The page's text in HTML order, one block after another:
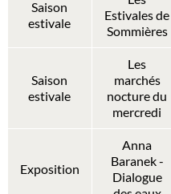
Saison
estivale
Estivales de
Sommières
Saison
estivale
Les
marchés
nocture du
mercredi
Exposition
Anna
Baranek -
Dialogue